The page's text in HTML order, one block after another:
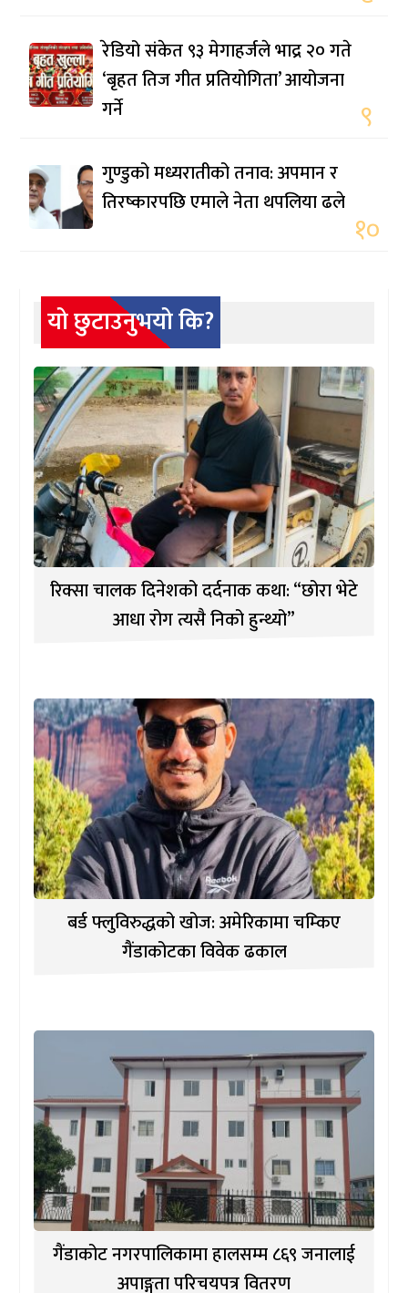
रेडियो संकेत ९३ मेगाहर्जले भाद्र २० गते
‘बृहत तिज गीत प्रतियोगिता’ आयोजना
गर्ने
९
गुण्डुको मध्यरातीको तनाव: अपमान र
तिरष्कारपछि एमाले नेता थपलिया ढले
१०
यो छुटाउनुभयो कि?
रिक्सा चालक दिनेशको दर्दनाक कथा: “छोरा भेटे
आधा रोग त्यसै निको हुन्थ्यो”
बर्ड फ्लुविरुद्धको खोज: अमेरिकामा चम्किए
गैंडाकोटका विवेक ढकाल
गैंडाकोट नगरपालिकामा हालसम्म ८६९ जनालाई
अपाङ्गता परिचयपत्र वितरण